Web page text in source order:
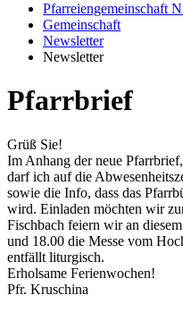
Pfarreiengemeinschaft
Gemeinschaft
Newsletter
Newsletter
Pfarrbrief
Grüß Sie!
Im Anhang der neue
darf ich auf die
sowie die Info, dass das
wird. Einladen möchten wir
Fischbach feiern wir an
und 18.00 die Messe vom
entfällt liturgisch.
Erholsame Ferienwochen!
Pfr. Kruschina